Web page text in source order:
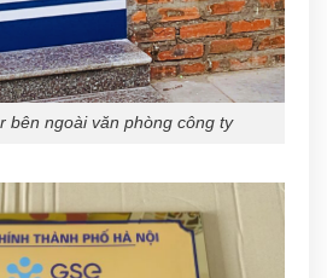
bên ngoài văn phòng công ty